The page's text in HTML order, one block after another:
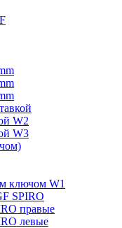
W2
W3
ключом W1
SPIRO
правые
левые